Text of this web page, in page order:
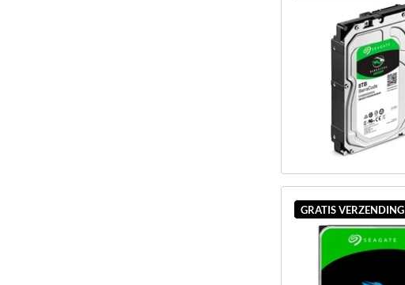
GRATIS VERZENDING